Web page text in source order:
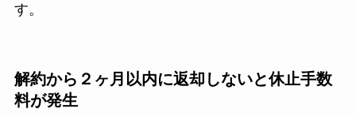
す。
解約から２ヶ月以内に返却しないと休止手数
料が発生